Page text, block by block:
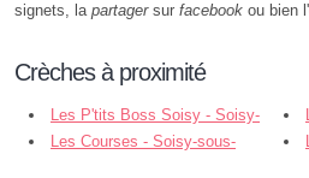
signets, la partagersur facebook ou bien
Crèches à proximité
Les P'tits Boss Soisy - Soisy-
sous-Montmorency
Les Courses - Soisy-sous-